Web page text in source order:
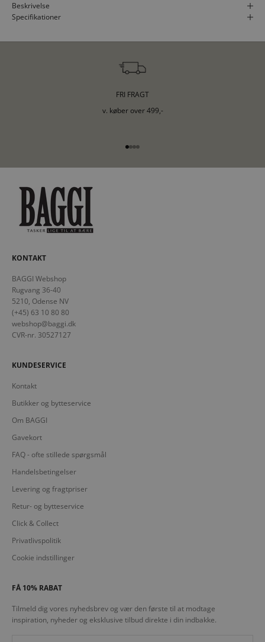
Beskrivelse
Specifikationer
FRI FRAGT
v. køber over 499,-
Gå til element 1
Gå til element 2
Gå til element 3
Gå til element 4
KONTAKT
BAGGI Webshop
Rugvang 36-40
5210, Odense NV
(+45) 63 10 80 80
webshop@baggi.dk
CVR-nr. 30527127
KUNDESERVICE
Kontakt
Butikker og bytteservice
Om BAGGI
Gavekort
FAQ - ofte stillede spørgsmål
Handelsbetingelser
Levering og fragtpriser
Retur- og bytteservice
Click & Collect
Privatlivspolitik
Cookie indstillinger
FÅ 10% RABAT
Tilmeld dig vores nyhedsbrev og vær den første til at modtage
inspiration, nyheder og eksklusive tilbud direkte i din indbakke.